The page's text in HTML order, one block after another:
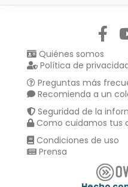
Quiénes somos
Política de
Preguntas más
Recomienda a un
Seguridad de la
Como cuidamos tus
Condiciones de uso
Prensa